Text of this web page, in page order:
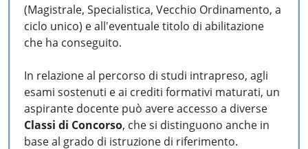
(Magistrale, Specialistica, Vecchio Ordinamento, a
ciclo unico) e all'eventuale titolo di abilitazione
che ha conseguito.
In relazione al percorso di studi intrapreso, agli
esami sostenuti e ai crediti formativi maturati, un
aspirante docente può avere accesso a diverse
Classi di Concorso, che si distinguono anche in
base al grado di istruzione di riferimento.